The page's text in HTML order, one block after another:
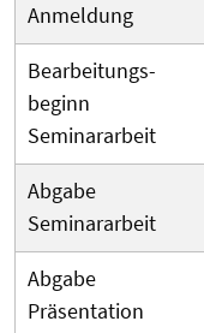
Anmeldung
Bearbeitungs­
beginn
Seminararbeit
Abgabe
Seminararbeit
Abgabe
Präsentation